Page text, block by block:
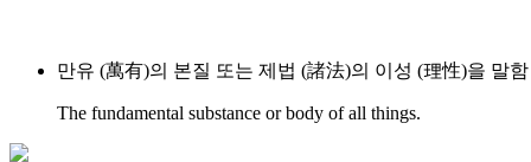
만유 (萬有)의 본질 또는 제법 (諸法)의 이성 (理性)을 말함
The fundamental substance or body of all things.